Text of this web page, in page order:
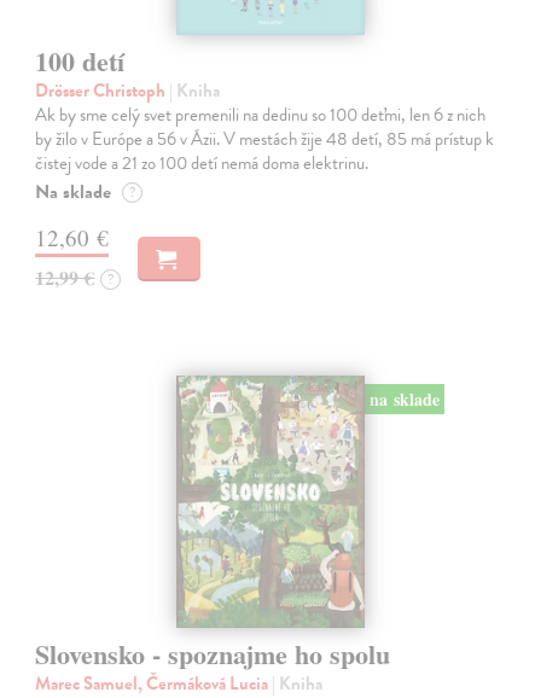
100 detí
Drösser Christoph | Kniha
Ak by sme celý svet premenili na dedinu so 100 deťmi, len 6 z nich
by žilo v Európe a 56 v Ázii. V mestách žije 48 detí, 85 má prístup k
čistej vode a 21 zo 100 detí nemá doma elektrinu.
Na sklade ?
12,60 €
12,99 € ?
na sklade
Slovensko - spoznajme ho spolu
Marec Samuel, Čermáková Lucia| Kniha